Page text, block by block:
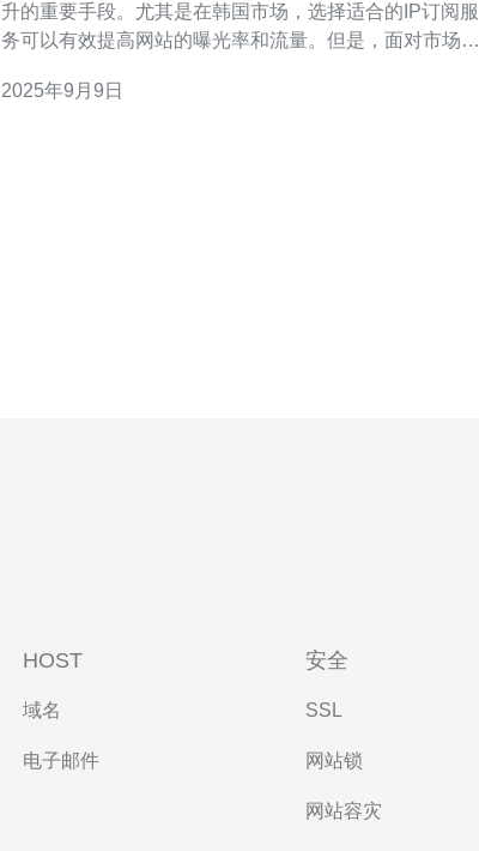
升的重要手段。尤其是在韩国市场，选择适合的IP订阅服
务可以有效提高网站的曝光率和流量。但是，面对市场上
提供详细的步骤指南，帮助您做出明智的决策。 1. 确定需
2025年9月9日
HOST
域名
电子邮件
安全
SSL
网站锁
网站容灾